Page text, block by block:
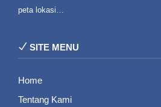
peta lokasi…
SITE MENU
Home
Tentang Kami